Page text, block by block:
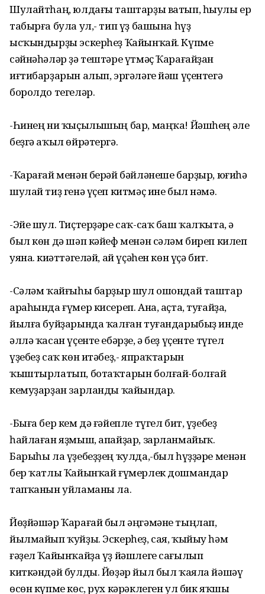
Шулайтһаң, юлдағы таштарҙы ватып, һыулы ер
табырға була ул,- тип үҙ башына һүҙ
ысҡындырҙы эскерһеҙ Ҡайынҡай. Күпме
сәйнәһәләр ҙә тештәре үтмәҫ Ҡарағайҙан
иғтибарҙарын алып, эргәләге йәш үҫентегә
боролдо тегеләр.
-Һинең ни ҡыҫылышың бар, маңҡа! Йәшһең әле
беҙгә аҡыл өйрәтергә.
-Ҡарағай менән берәй бәйләнеше барҙыр, юғиһә
шулай тиҙ генә үҫеп китмәҫ ине был нәмә.
-Эйе шул. Тиҫтерҙәре саҡ-саҡ баш ҡалҡыта, ә
был көн дә шәп кәйеф менән сәләм биреп килеп
уяна. Әкиәттәгеләй, ай үҫәһен көн үҫә бит.
-Сәләм ҡайғыһы барҙыр шул ошондай таштар
араһында ғүмер кисереп. Ана, аҫта, туғайҙа,
йылға буйҙарында ҡалған туғандарыбыҙ инде
әллә ҡасан үҫенте ебәрҙе, ә беҙ үҫенте түгел
үҙебеҙ саҡ көн итәбеҙ,- япраҡтарын
ҡыштырлатып, ботаҡтарын болғай-болғай
кемуҙарҙан зарланды ҡайындар.
-Быға бер кем дә ғәйепле түгел бит, үҙебеҙ
һайлаған яҙмыш, апайҙар, зарланмайыҡ.
Барыһы ла үҙебеҙҙең ҡулда,-был һүҙҙәре менән
бер ҡатлы Ҡайынҡай ғүмерлек дошмандар
тапҡанын уйламаны ла.
Йөҙйәшәр Ҡарағай был әңгәмәне тыңлап,
йылмайып ҡуйҙы. Эскерһеҙ, сая, ҡыйыу һәм
ғәҙел Ҡайынҡайҙа үҙ йәшлеге сағылып
киткәндәй булды. Йөҙәр йыл был ҡаяла йәшәү
өсөн күпме көс, рух кәрәклеген ул бик яҡшы